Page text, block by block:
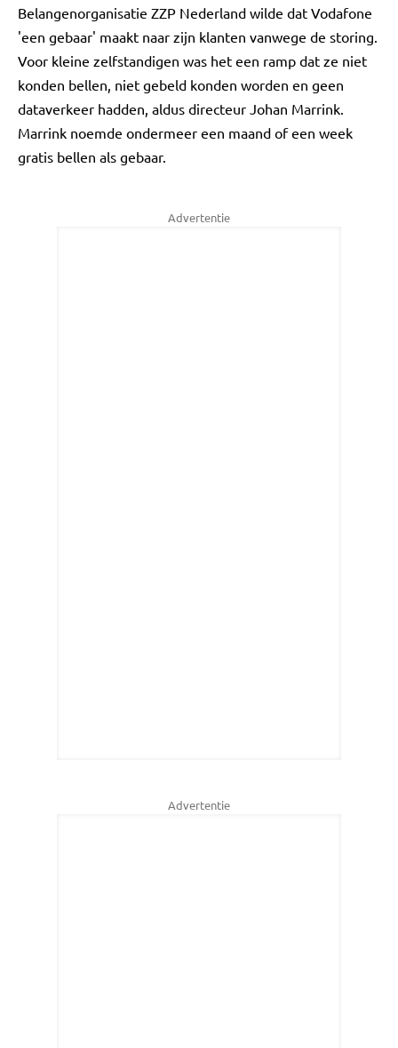
Belangenorganisatie ZZP Nederland wilde dat Vodafone
'een gebaar' maakt naar zijn klanten vanwege de storing.
Voor kleine zelfstandigen was het een ramp dat ze niet
konden bellen, niet gebeld konden worden en geen
dataverkeer hadden, aldus directeur Johan Marrink.
Marrink noemde ondermeer een maand of een week
gratis bellen als gebaar.
Advertentie
Advertentie